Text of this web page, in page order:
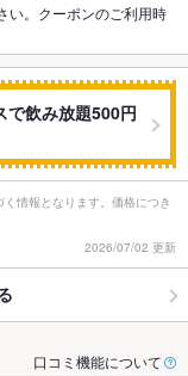
い。クーポンのご利用時
で飲み放題500円
情報となります。価格につき
2026/07/02 更新
口コミ機能について